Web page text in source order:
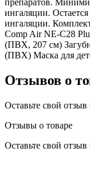
ингаляции.
ингаляции.
Comp Air NE-C28
(ПВХ, 207 см)
(ПВХ) Маска для
Отзывов о
Оставьте свой
Отзывы о товаре
Оставьте свой